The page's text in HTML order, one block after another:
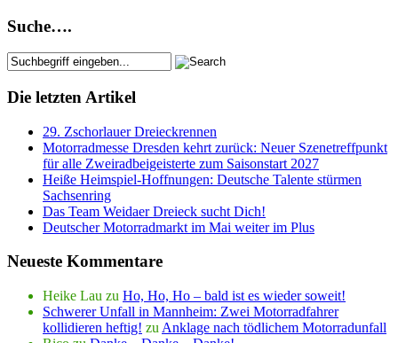
Suche….
Die letzten Artikel
29. Zschorlauer Dreieckrennen
Motorradmesse Dresden kehrt zurück: Neuer Szenetreffpunkt
für alle Zweiradbeigeisterte zum Saisonstart 2027
Heiße Heimspiel-Hoffnungen: Deutsche Talente stürmen
Sachsenring
Das Team Weidaer Dreieck sucht Dich!
Deutscher Motorradmarkt im Mai weiter im Plus
Neueste Kommentare
Heike Lau zu Ho, Ho, Ho – bald ist es wieder soweit!
Schwerer Unfall in Mannheim: Zwei Motorradfahrer
kollidieren heftig! zu Anklage nach tödlichem Motorradunfall